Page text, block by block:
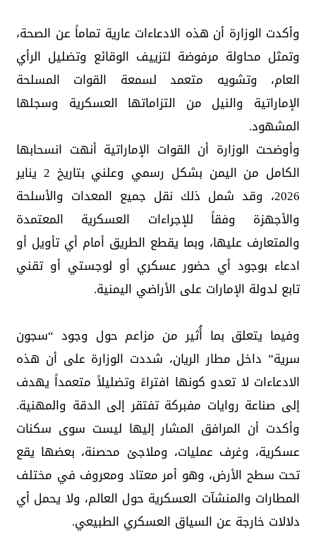
وأكدت الوزارة أن هذه الادعاءات عارية تماماً عن الصحة،
وتمثل محاولة مرفوضة لتزييف الوقائع وتضليل الرأي
العام، وتشويه متعمد لسمعة القوات المسلحة
الإماراتية والنيل من التزاماتها العسكرية وسجلها
المشهود.
وأوضحت الوزارة أن القوات الإماراتية أنهت انسحابها
الكامل من اليمن بشكل رسمي وعلني بتاريخ 2 يناير
2026، وقد شمل ذلك نقل جميع المعدات والأسلحة
والأجهزة وفقاً للإجراءات العسكرية المعتمدة
والمتعارف عليها، وبما يقطع الطريق أمام أي تأويل أو
ادعاء بوجود أي حضور عسكري أو لوجستي أو تقني
تابع لدولة الإمارات على الأراضي اليمنية.
وفيما يتعلق بما أُثير من مزاعم حول وجود “سجون
سرية” داخل مطار الريان، شددت الوزارة على أن هذه
الادعاءات لا تعدو كونها افتراءً وتضليلاً متعمداً يهدف
إلى صناعة روايات مفبركة تفتقر إلى الدقة والمهنية.
وأكدت أن المرافق المشار إليها ليست سوى سكنات
عسكرية، وغرف عمليات، وملاجئ محصنة، بعضها يقع
تحت سطح الأرض، وهو أمر معتاد ومعروف في مختلف
المطارات والمنشآت العسكرية حول العالم، ولا يحمل أي
دلالات خارجة عن السياق العسكري الطبيعي.